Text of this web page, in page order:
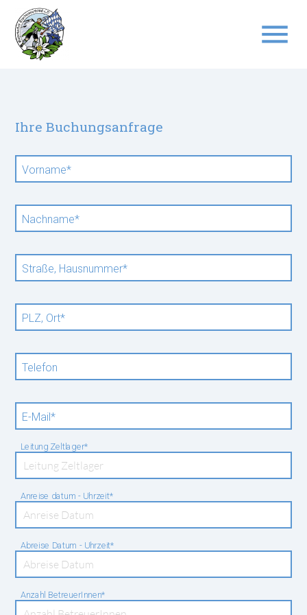
menu
Ihre Buchungsanfrage
Pflichtfeld
Vorname*
Pflichtfeld
Nachname*
Pflichtfeld
Straße, Hausnummer*
Pflichtfeld
PLZ, Ort*
Telefon
Pflichtfeld
E-Mail*
Pflichtfeld
Leitung Zeltlager*
Pflichtfeld
Anreise datum - Uhrzeit*
Pflichtfeld
Abreise Datum - Uhrzeit*
Pflichtfeld
Anzahl BetreuerInnen*